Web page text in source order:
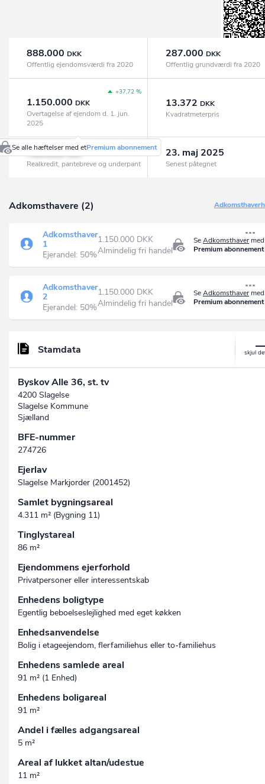
888.000 DKK
Offentlig ejendomsværdi fra 2020
287.000 DKK
Offentlig grundværdi fra 2020
+37,72 %
1.150.000 DKK
Overtagelse af ejendom d. 1. jun.
2025
13.372 DKK
Kvadratmeterpris
780.000
Se alle hæftelser med etPremium abonnement
Realkredit, pantebreve og underpant
23. maj 2025
Senest påtegnet
Adkomsthavere (2)
SeAdkomsthaver
Premium abonnement
Adkomsthaver
1
Ejerandel: 50%
1.150.000 DKK
Almindelig fri handel
SeAdkomsthaver
Premium abonnement
Adkomsthaver
2
Ejerandel: 50%
1.150.000 DKK
Almindelig fri handel
Stamdata
Byskov Alle 36, st. tv
4200 Slagelse
Slagelse Kommune
Sjælland
BFE-nummer
274726
Ejerlav
Slagelse Markjorder (2001452)
Samlet bygningsareal
4.311 m² (Bygning 11)
Tinglystareal
86 m²
Ejendommens ejerforhold
Privatpersoner eller interessentskab
Enhedens boligtype
Egentlig beboelseslejlighed med eget køkken
Enhedsanvendelse
Bolig i etageejendom, flerfamiliehus eller to-familiehus
Enhedens samlede areal
91 m² (1 Enhed)
Enhedens boligareal
91 m²
Andel i fælles adgangsareal
5 m²
Areal af lukket altan/udestue
11 m²